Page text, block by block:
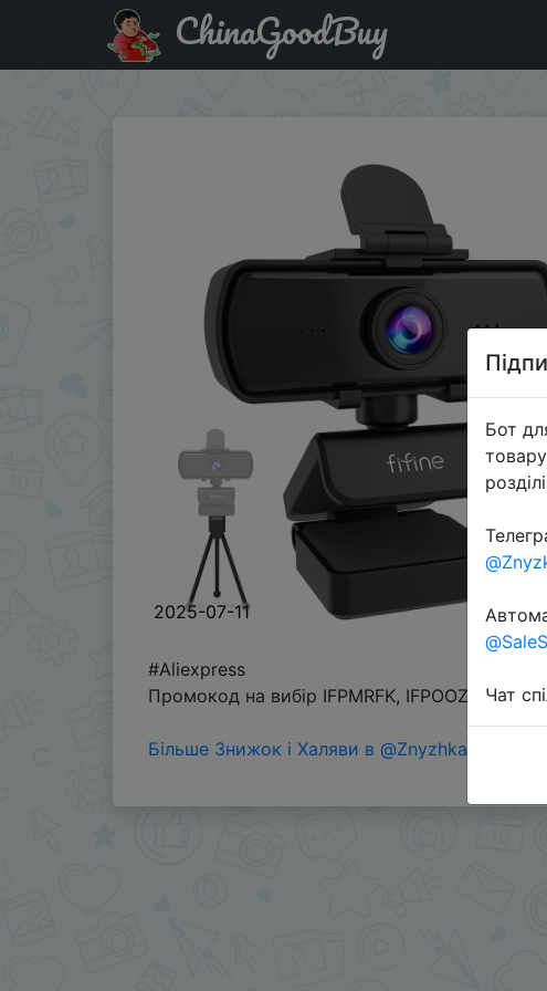
Придбати по знижці IFPMRFK FIFINE 1440p Full HD PC
ChinaGoodBuy
2025-07-11
#Aliexpress
Промокод на вибір IFPMRFK, IFPOOZE,
Більше Знижок і Халяви в @ZnyzhkaUA
Бот
Чат